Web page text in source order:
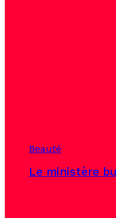
Beauté
Le ministère